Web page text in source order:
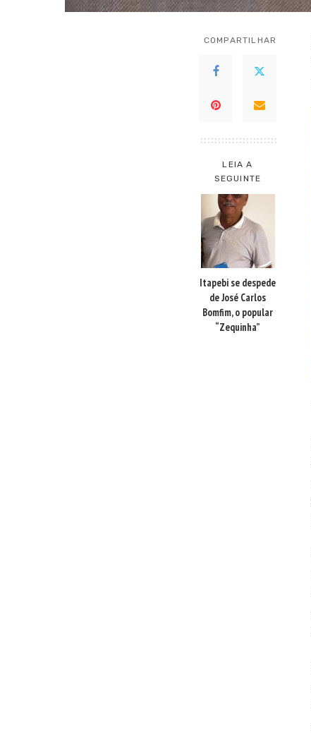
COMPARTILHAR
LEIA A
SEGUINTE
Itapebi se despede
de José Carlos
Bomfim, o popular
“Zequinha”